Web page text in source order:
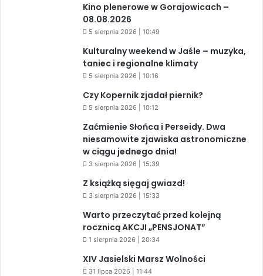
Kino plenerowe w Gorajowicach –
08.08.2026
5 sierpnia 2026 | 10:49
Kulturalny weekend w Jaśle – muzyka,
taniec i regionalne klimaty
5 sierpnia 2026 | 10:16
Czy Kopernik zjadał piernik?
5 sierpnia 2026 | 10:12
Zaćmienie Słońca i Perseidy. Dwa
niesamowite zjawiska astronomiczne
w ciągu jednego dnia!
3 sierpnia 2026 | 15:39
Z książką sięgaj gwiazd!
3 sierpnia 2026 | 15:33
Warto przeczytać przed kolejną
rocznicą AKCJI „PENSJONAT”
1 sierpnia 2026 | 20:34
XIV Jasielski Marsz Wolności
31 lipca 2026 | 11:44